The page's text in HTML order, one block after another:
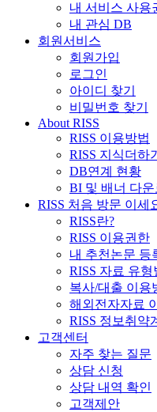
내 서비스 사용
내 관심 DB
회원서비스
회원가입
로그인
아이디 찾기
비밀번호 찾기
About RISS
RISS 이용방법
RISS 지식더하기
DB연계 현황
BI 및 배너 다운
RISS 처음 방문 이세
RISS란?
RISS 이용권한
내 추천논문 등
RISS 자료 유형
복사/대출 이용
해외전자자료
RISS 정보취약
고객센터
자주 찾는 질문
상담 신청
상담 내역 확인
고객제안